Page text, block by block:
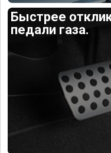
Быстрее
педали газа.